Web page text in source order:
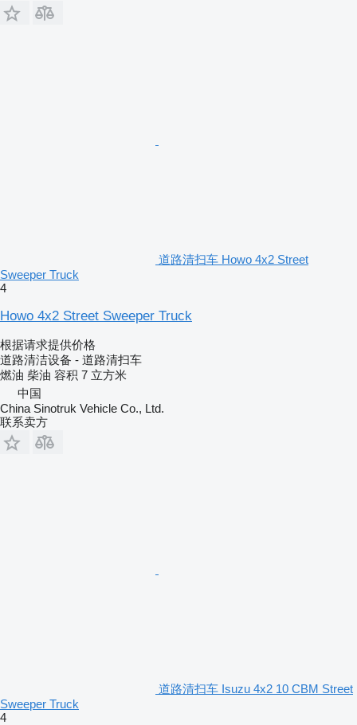
道路清扫车 Howo 4x2 Street
Sweeper Truck
4
Howo 4x2 Street Sweeper Truck
根据请求提供价格
道路清洁设备 - 道路清扫车
燃油 柴油 容积 7 立方米
中国
China Sinotruk Vehicle Co., Ltd.
联系卖方
道路清扫车 Isuzu 4x2 10 CBM Street
Sweeper Truck
4